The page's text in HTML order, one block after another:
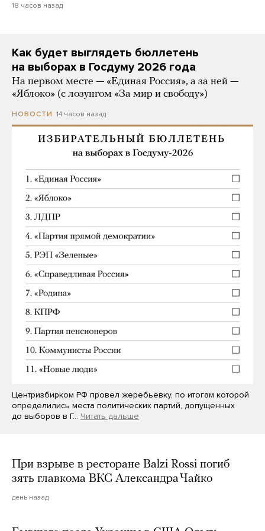
18 часов назад
Как будет выглядеть бюллетень
на выборах в Госдуму 2026 года
На первом месте — «Единая Россия», а за ней —
«Яблоко» (с лозунгом «За мир и свободу»)
НОВОСТИ 14 часов назад
Центризбирком РФ провел жеребьевку, по итогам которой
определились места политических партий, допущенных
до выборов в Г… Читать дальше
При взрыве в ресторане Balzi Rossi погиб
зять главкома ВКС Александра Чайко
день назад